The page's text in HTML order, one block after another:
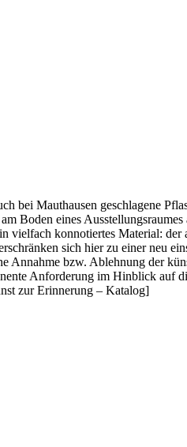
bei Mauthausen geschlagene
Boden eines
konnotiertes Material: der
sich hier zu einer neu
Annahme bzw. Ablehnung der
Anforderung im Hinblick auf
zur Erinnerung – Katalog]